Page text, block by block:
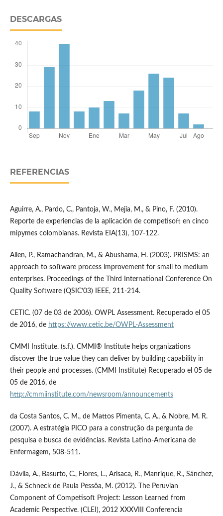
DESCARGAS
REFERENCIAS
Aguirre, A., Pardo, C., Pantoja, W., Mejía, M., & Pino, F. (2010).
Reporte de experiencias de la aplicación de competisoft en cinco
mipymes colombianas. Revista EIA(13), 107-122.
Allen, P., Ramachandran, M., & Abushama, H. (2003). PRISMS: an
approach to software process improvement for small to medium
enterprises. Proceedings of the Third International Conference On
Quality Software (QSIC’03) IEEE, 211-214.
CETIC. (07 de 03 de 2006). OWPL Assessment. Recuperado el 05
de 2016, de https://www.cetic.be/OWPL-Assessment
CMMI Institute. (s.f.). CMMI® Institute helps organizations
discover the true value they can deliver by building capability in
their people and processes. (CMMI Institute) Recuperado el 05 de
05 de 2016, de
http://cmmiinstitute.com/newsroom/announcements
da Costa Santos, C. M., de Mattos Pimenta, C. A., & Nobre, M. R.
(2007). A estratégia PICO para a construção da pergunta de
pesquisa e busca de evidências. Revista Latino-Americana de
Enfermagem, 508-511.
Dávila, A., Basurto, C., Flores, L., Arisaca, R., Manrique, R., Sánchez,
J., & Schneck de Paula Pessôa, M. (2012). The Peruvian
Component of Competisoft Project: Lesson Learned from
Academic Perspective. (CLEI), 2012 XXXVIII Conferencia